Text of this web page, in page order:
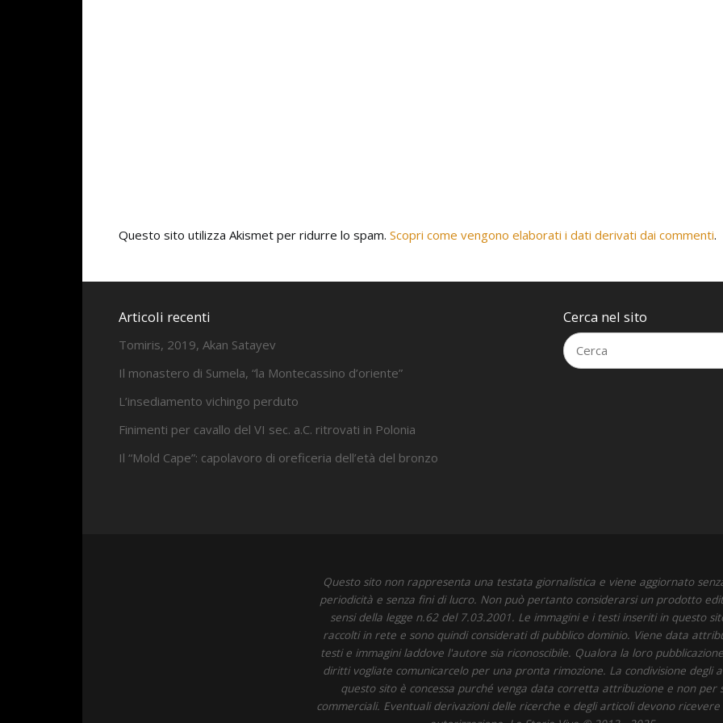
Questo sito utilizza Akismet per ridurre lo spam. Scopri come vengono elaborati i dati derivati dai commenti.
Articoli recenti
Tomiris, 2019, Akan Satayev
Il monastero di Sumela, “la Montecassino d’oriente”
L’insediamento vichingo perduto
Finimenti per cavallo del VI sec. a.C. ritrovati in Polonia
Il “Mold Cape”: capolavoro di oreficeria dell’età del bronzo
Cerca nel sito
Questo sito non rappresenta una testata giornalistica e viene aggiornato
periodicità e senza fini di lucro. Non può pertanto considerarsi un prodotto
sensi della legge n.62 del 7.03.2001. Le immagini e i testi inseriti in questo
raccolti in rete e sono quindi considerati di pubblico dominio. Viene data
testi e immagini laddove l'autore sia riconoscibile. Qualora la loro
diritti vogliate comunicarcelo per una pronta rimozione. La condivisione degli
questo sito è concessa purché venga data corretta attribuzione e non per
commerciali. Eventuali derivazioni delle ricerche e degli articoli devono